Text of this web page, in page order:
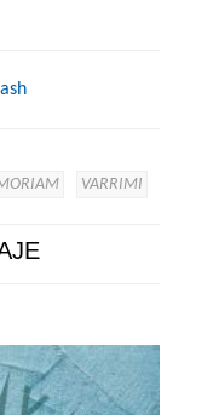
VARRIMI